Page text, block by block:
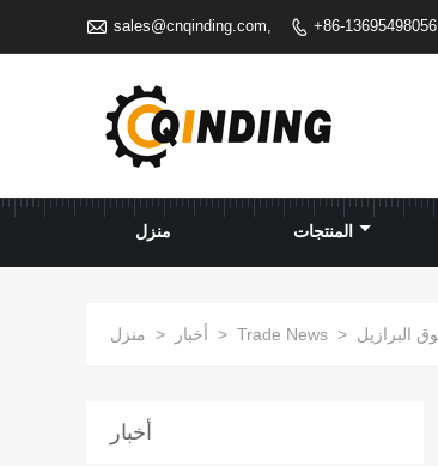
 sales@cnqinding.com,  +86-13695498056
منزل المنتجات
منزل > أخبار > Trade News >
أخبار